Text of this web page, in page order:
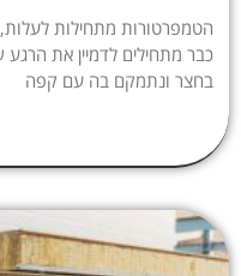
הטמפרטורות מתחילות
כבר מתחילים לדמיין את
בחצר ונתמקם בה עם קפה